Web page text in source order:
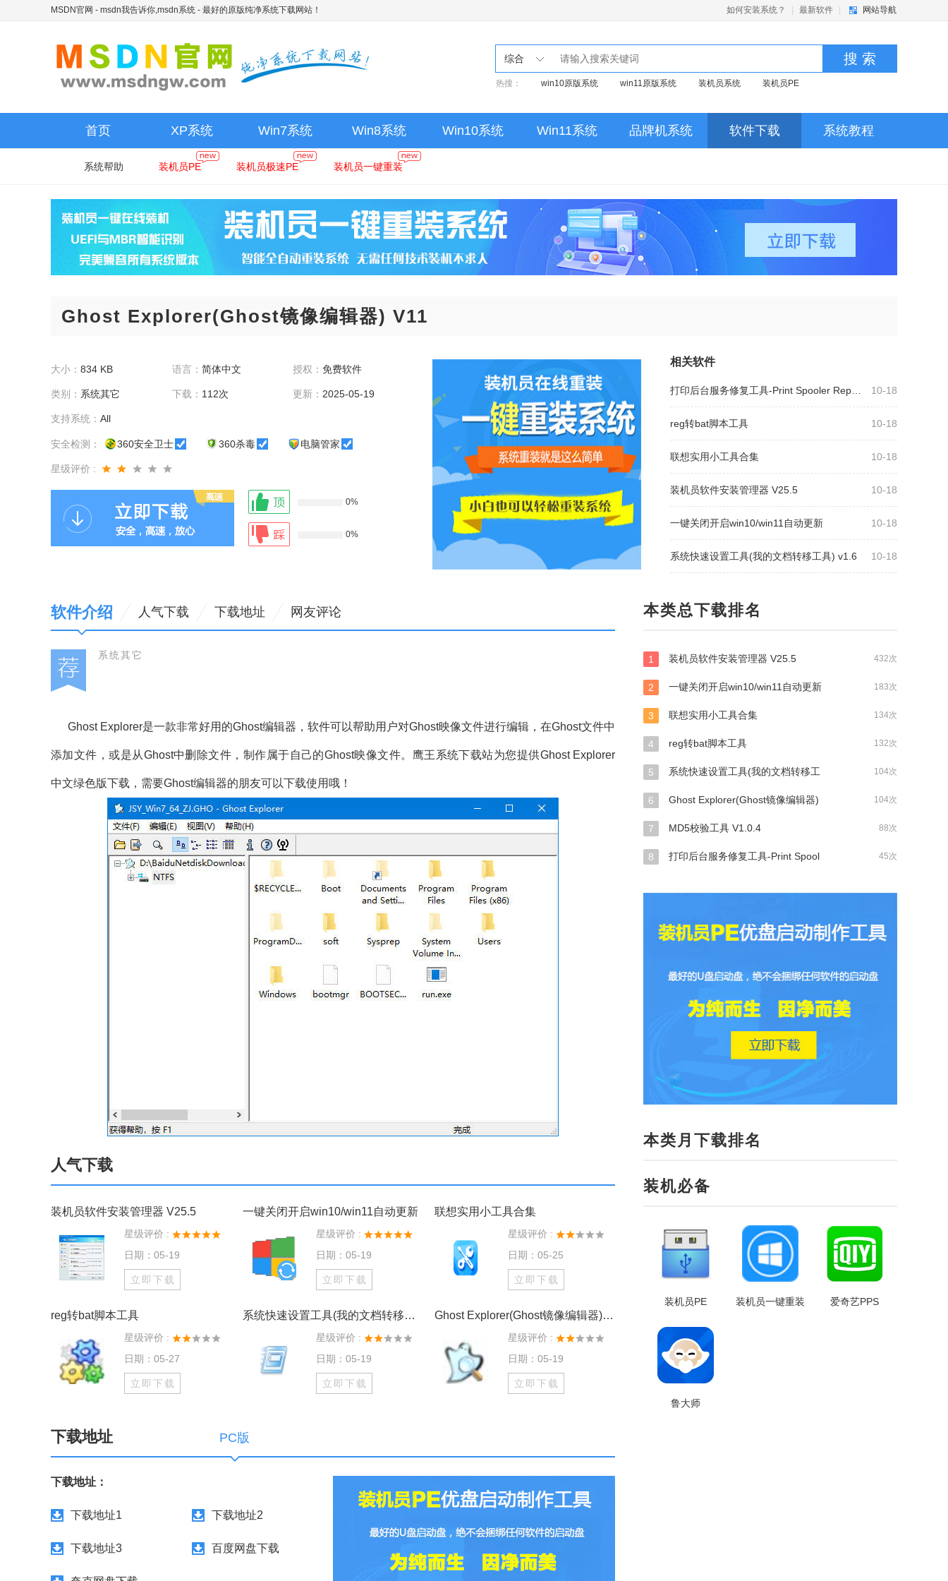
MSDN官网 - msdn我告诉你,msdn系统 - 最好的原版纯净系统下载网站！ 如何安装系统？ 最新软件 网站导航
综合 搜 索
热搜： win10原版系统 win11原版系统 装机员系统 装机员PE
首页 XP系统 Win7系统 Win8系统 Win10系统 Win11系统 品牌机系统 软件下载 系统教程
系统帮助 装机员PE 装机员极速PE 装机员一键重装
Ghost Explorer(Ghost镜像编辑器) V11
大小： 834 KB 语言： 简体中文 授权：免费软件
类别： 系统其它 下载： 112次 更新： 2025-05-19
支持系统： All
安全检测： 360安全卫士 360杀毒 电脑管家
星级评价 :
0%
0%
相关软件
10-18
10-18
reg转bat脚本工具
10-18
联想实用小工具合集
10-18
装机员软件安装管理器 V25.5
10-18
一键关闭开启win10/win11自动更新
10-18
系统快速设置工具(我的文档转移工具) v1.6
软件介绍 人气下载 下载地址 网友评论
系统其它
Ghost Explorer是一款非常好用的Ghost编辑器，软件可以帮助用户对Ghost映像文件进行编辑，在Ghost文件中
添加文件，或是从Ghost中删除文件，制作属于自己的Ghost映像文件。鹰王系统下载站为您提供Ghost Explorer
中文绿色版下载，需要Ghost编辑器的朋友可以下载使用哦！
人气下载
装机员软件安装管理器 V25.5
星级评价 :
日期：05-19
立即下载
一键关闭开启win10/win11自动更新
星级评价 :
日期：05-19
立即下载
联想实用小工具合集
星级评价 :
日期：05-25
立即下载
reg转bat脚本工具
星级评价 :
日期：05-27
立即下载
系统快速设置工具(我的文档转移工具) v1.6
星级评价 :
日期：05-19
立即下载
Ghost Explorer(Ghost镜像编辑器) V11
星级评价 :
日期：05-19
立即下载
下载地址 PC版
下载地址：
下载地址1 下载地址2
下载地址3 百度网盘下载
本类总下载排名
432次
1 装机员软件安装管理器 V25.5
183次
2 一键关闭开启win10/win11自动更新
134次
3 联想实用小工具合集
132次
4 reg转bat脚本工具
104次
5 系统快速设置工具(我的文档转移工
104次
6 Ghost Explorer(Ghost镜像编辑器)
88次
7 MD5校验工具 V1.0.4
45次
8 打印后台服务修复工具-Print Spool
本类月下载排名
装机必备
装机员PE 装机员一键重装 爱奇艺PPS
鲁大师